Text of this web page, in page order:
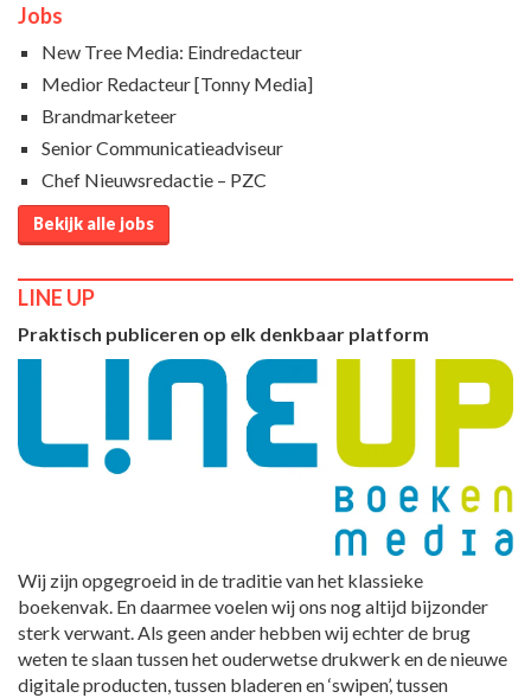
Jobs
New Tree Media: Eindredacteur
Medior Redacteur [Tonny Media]
Brandmarketeer
Senior Communicatieadviseur
Chef Nieuwsredactie – PZC
Bekijk alle jobs
LINE UP
Praktisch publiceren op elk denkbaar platform
Wij zijn opgegroeid in de traditie van het klassieke
boekenvak. En daarmee voelen wij ons nog altijd bijzonder
sterk verwant. Als geen ander hebben wij echter de brug
weten te slaan tussen het ouderwetse drukwerk en de nieuwe
digitale producten, tussen bladeren en ‘swipen’, tussen